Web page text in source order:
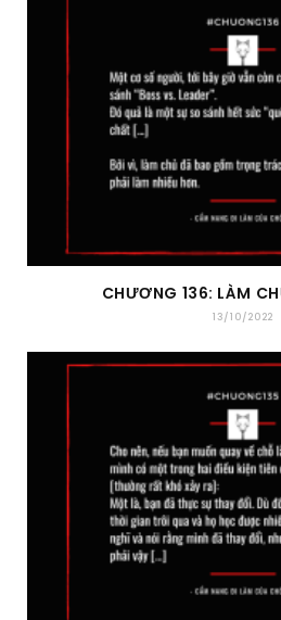
CHƯƠNG 136: LÀM
13/10/2022